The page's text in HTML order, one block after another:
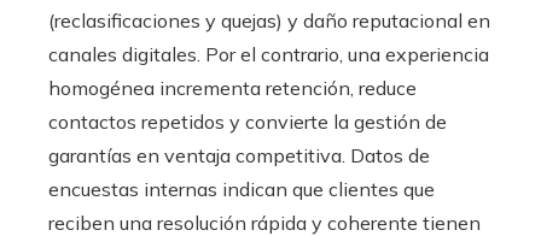
(reclasificaciones y quejas) y daño reputacional en
canales digitales. Por el contrario, una experiencia
homogénea incrementa retención, reduce
contactos repetidos y convierte la gestión de
garantías en ventaja competitiva. Datos de
encuestas internas indican que clientes que
reciben una resolución rápida y coherente tienen